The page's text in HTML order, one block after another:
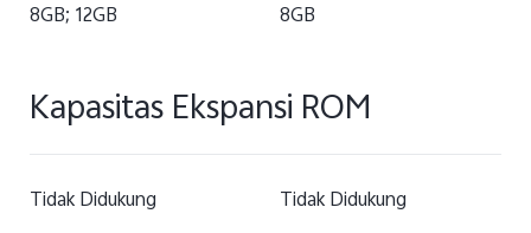
8GB; 12GB 8GB
Kapasitas Ekspansi ROM
Tidak Didukung Tidak Didukung